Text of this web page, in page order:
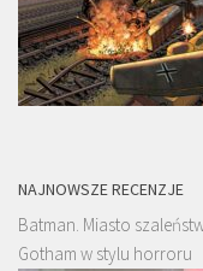
NAJNOWSZE RECENZJE
Batman. Miasto
Gotham w stylu horroru